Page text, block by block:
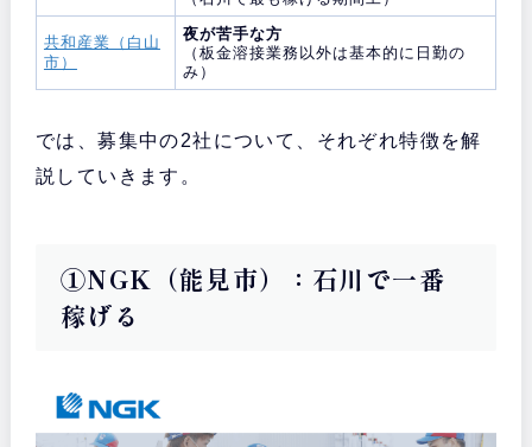
共和産業（白山
市）
夜が苦手な方
（板金溶接業務以外は基本的に日勤の
み）
では、募集中の2社について、それぞれ特徴を解
説していきます。
①NGK（能見市）：石川で一番
稼げる